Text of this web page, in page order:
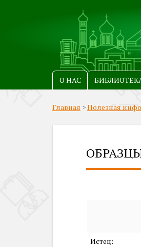
О НАС
Главная >Полезная
Истец: